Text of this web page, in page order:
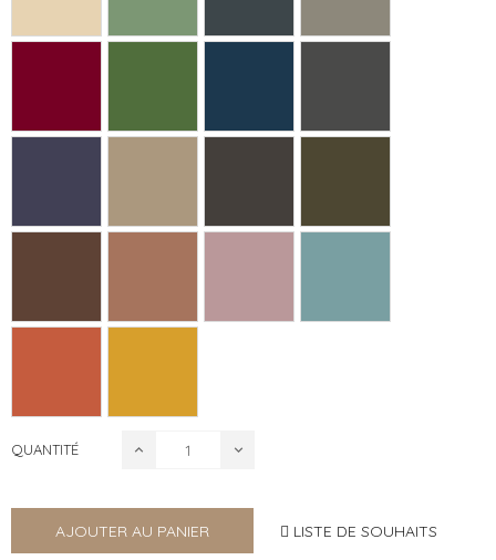
QUANTITÉ
AJOUTER AU PANIER LISTE DE SOUHAITS